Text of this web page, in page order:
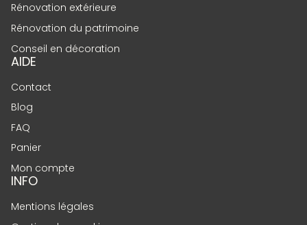
Rénovation extérieure
Rénovation du patrimoine
Conseil en décoration
AIDE
Contact
Blog
FAQ
Panier
Mon compte
INFO
Mentions légales